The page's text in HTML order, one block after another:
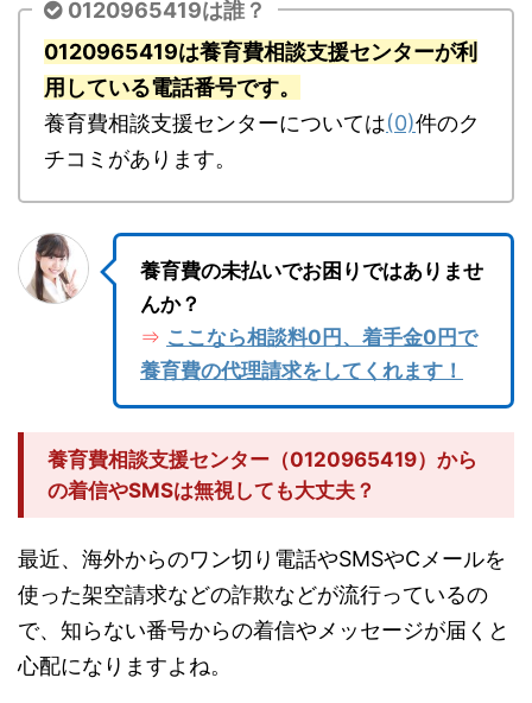
0120965419は誰？
0120965419は養育費相談支援センターが利
用している電話番号です。
養育費相談支援センターについては(0)件のク
チコミがあります。
養育費の未払いでお困りではありませ
んか？
⇒ ここなら相談料0円、着手金0円で
養育費の代理請求をしてくれます！
養育費相談支援センター（0120965419）から
の着信やSMSは無視しても大丈夫？
最近、海外からのワン切り電話やSMSやCメールを
使った架空請求などの詐欺などが流行っているの
で、知らない番号からの着信やメッセージが届くと
心配になりますよね。